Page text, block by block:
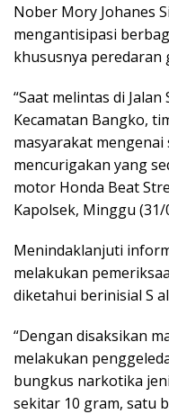
Nober Mory Johanes
mengantisipasi
khususnya peredaran
“Saat melintas di
Kecamatan Bangko,
masyarakat
mencurigakan yang
motor Honda Beat
Kapolsek, Minggu (31/
Menindaklanjuti
melakukan
diketahui berinisial S
“Dengan disaksikan
melakukan
bungkus narkotika
sekitar 10 gram, satu